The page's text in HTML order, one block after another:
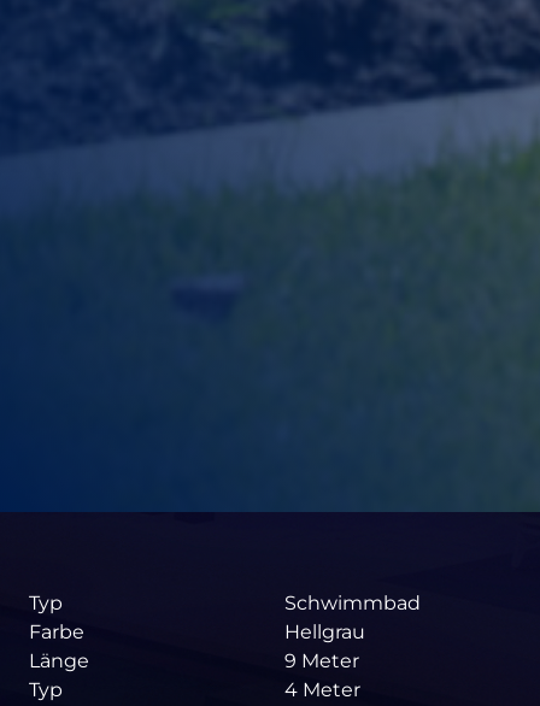
Typ
Schwimmbad
Farbe
Hellgrau
Länge
9 Meter
Typ
4 Meter